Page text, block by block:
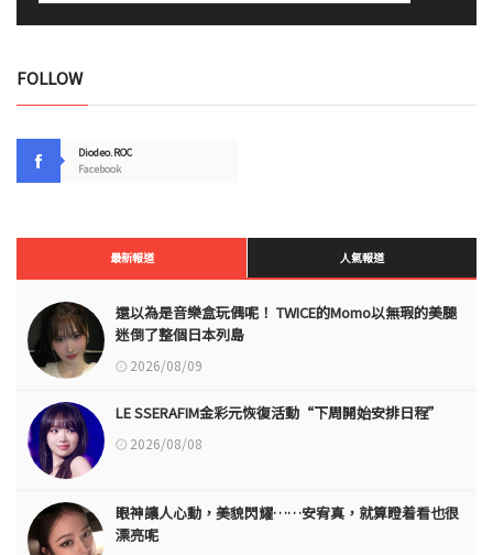
FOLLOW
Diodeo.ROC
Facebook
最新報道 人氣報道
還以為是音樂盒玩偶呢！ TWICE的Momo以無瑕的美腿
迷倒了整個日本列島
2026/08/09
LE SSERAFIM金彩元恢復活動“下周開始安排日程”
2026/08/08
眼神讓人心動，美貌閃耀……安宥真，就算瞪着看也很
漂亮呢